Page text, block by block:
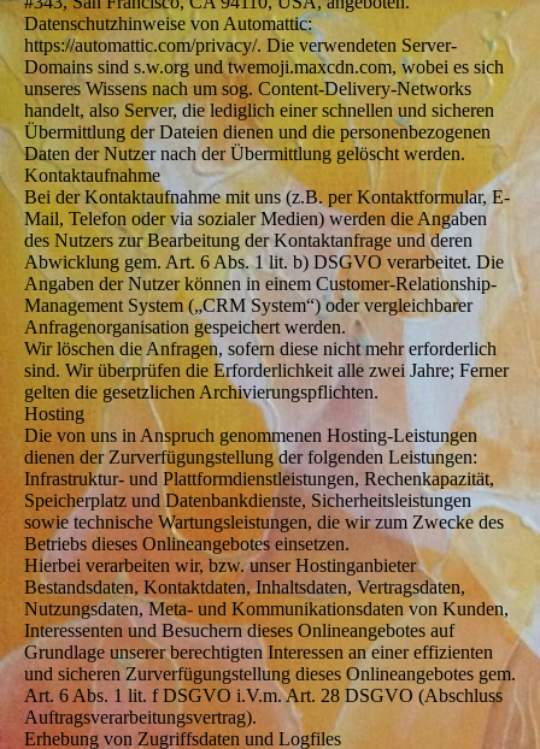
Datenschutzhinweise von Automattic:
https://automattic.com/privacy/. Die verwendeten Server-
Domains sind s.w.org und twemoji.maxcdn.com, wobei es sich
unseres Wissens nach um sog. Content-Delivery-Networks
handelt, also Server, die lediglich einer schnellen und sicheren
Übermittlung der Dateien dienen und die personenbezogenen
Daten der Nutzer nach der Übermittlung gelöscht werden.
Kontaktaufnahme
Bei der Kontaktaufnahme mit uns (z.B. per Kontaktformular, E-
Mail, Telefon oder via sozialer Medien) werden die Angaben
des Nutzers zur Bearbeitung der Kontaktanfrage und deren
Abwicklung gem. Art. 6 Abs. 1 lit. b) DSGVO verarbeitet. Die
Angaben der Nutzer können in einem Customer-Relationship-
Management System („CRM System“) oder vergleichbarer
Anfragenorganisation gespeichert werden.
Wir löschen die Anfragen, sofern diese nicht mehr erforderlich
sind. Wir überprüfen die Erforderlichkeit alle zwei Jahre; Ferner
gelten die gesetzlichen Archivierungspflichten.
Hosting
Die von uns in Anspruch genommenen Hosting-Leistungen
dienen der Zurverfügungstellung der folgenden Leistungen:
Infrastruktur- und Plattformdienstleistungen, Rechenkapazität,
Speicherplatz und Datenbankdienste, Sicherheitsleistungen
sowie technische Wartungsleistungen, die wir zum Zwecke des
Betriebs dieses Onlineangebotes einsetzen.
Hierbei verarbeiten wir, bzw. unser Hostinganbieter
Bestandsdaten, Kontaktdaten, Inhaltsdaten, Vertragsdaten,
Nutzungsdaten, Meta- und Kommunikationsdaten von Kunden,
Interessenten und Besuchern dieses Onlineangebotes auf
Grundlage unserer berechtigten Interessen an einer effizienten
und sicheren Zurverfügungstellung dieses Onlineangebotes gem.
Art. 6 Abs. 1 lit. f DSGVO i.V.m. Art. 28 DSGVO (Abschluss
Auftragsverarbeitungsvertrag).
Erhebung von Zugriffsdaten und Logfiles